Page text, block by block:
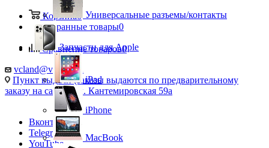
Корзина0
Избранные товары0
Сравнение товаров0
vcland@vcland.ru
Пункт выдачи (заказы выдаются по предварительному
заказу на сайте), ул. Кантемировская 59а
Вконтакте
Telegram
YouTube
Универсальные разъемы/контакты
Запчасти для Apple
iPad
iPhone
MacBook